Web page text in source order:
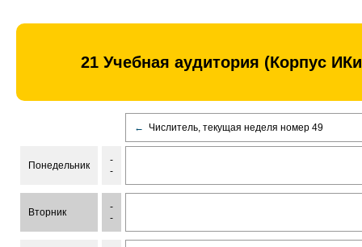
21 Учебная аудитория (Корпус
← Числитель, текущая неделя номер 49
Понедельник
-
-
Вторник
-
-